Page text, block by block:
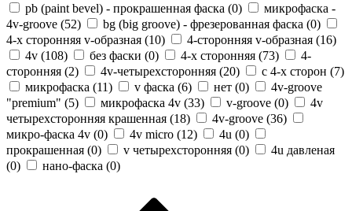
pb (paint bevel) - прокрашенная фаска (0)
микрофаска -
4v-groove (52) bg (big groove) - фрезерованная фаска (0)
4-х сторонняя v-образная (10) 4-сторонняя v-образная (16)
4v (108) без фаски (0) 4-х сторонняя (73)
4-
сторонняя (2) 4v-четырехсторонняя (20) с 4-х сторон (7)
микрофаска (11) v фаска (6) нет (0)
4v-groove
"premium" (5) микрофаска 4v (33) v-groove (0)
4v
четырехсторонняя крашенная (18) 4v-groove (36)
микро-фаска 4v (0) 4v micro (12) 4u (0)
прокрашенная (0) v четырехсторонняя (0)
4u давленая
(0) нано-фаска (0)